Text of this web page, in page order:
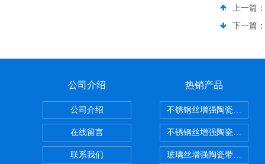
上一篇：
下一篇：
公司介绍
公司介绍
在线留言
联系我们
热销产品
不锈钢丝增强陶瓷纤维布
不锈钢丝增强陶瓷纤维布应
玻璃丝增强陶瓷带，硅酸